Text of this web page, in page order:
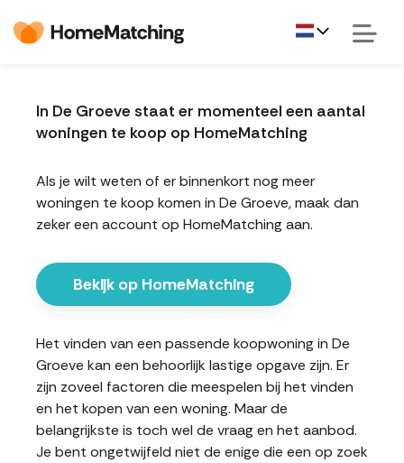
In De Groeve staat er momenteel een aantal
woningen te koop op HomeMatching
Als je wilt weten of er binnenkort nog meer
woningen te koop komen in De Groeve, maak dan
zeker een account op HomeMatching aan.
Bekijk op HomeMatching
Het vinden van een passende koopwoning in De
Groeve kan een behoorlijk lastige opgave zijn. Er
zijn zoveel factoren die meespelen bij het vinden
en het kopen van een woning. Maar de
belangrijkste is toch wel de vraag en het aanbod.
Je bent ongetwijfeld niet de enige die een op zoek